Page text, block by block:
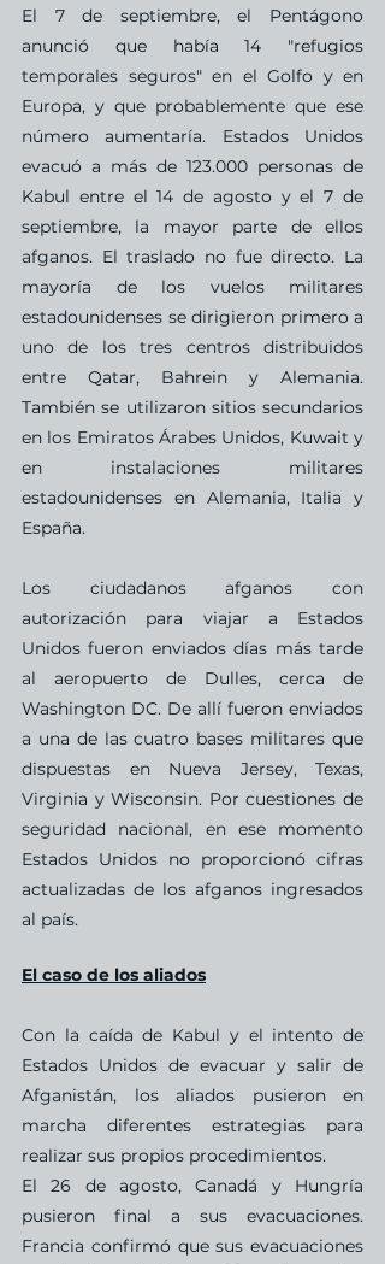
El 7 de septiembre, el Pentágono
anunció que había 14 "refugios
temporales seguros" en el Golfo y en
Europa, y que probablemente que ese
número aumentaría. Estados Unidos
evacuó a más de 123.000 personas de
Kabul entre el 14 de agosto y el 7 de
septiembre, la mayor parte de ellos
afganos. El traslado no fue directo. La
mayoría de los vuelos militares
estadounidenses se dirigieron primero a
uno de los tres centros distribuidos
entre Qatar, Bahrein y Alemania.
También se utilizaron sitios secundarios
en los Emiratos Árabes Unidos, Kuwait y
en instalaciones militares
estadounidenses en Alemania, Italia y
España.
Los ciudadanos afganos con
autorización para viajar a Estados
Unidos fueron enviados días más tarde
al aeropuerto de Dulles, cerca de
Washington DC. De allí fueron enviados
a una de las cuatro bases militares que
dispuestas en Nueva Jersey, Texas,
Virginia y Wisconsin. Por cuestiones de
seguridad nacional, en ese momento
Estados Unidos no proporcionó cifras
actualizadas de los afganos ingresados
al país.
El caso de los aliados
Con la caída de Kabul y el intento de
Estados Unidos de evacuar y salir de
Afganistán, los aliados pusieron en
marcha diferentes estrategias para
realizar sus propios procedimientos.
El 26 de agosto, Canadá y Hungría
pusieron final a sus evacuaciones.
Francia confirmó que sus evacuaciones